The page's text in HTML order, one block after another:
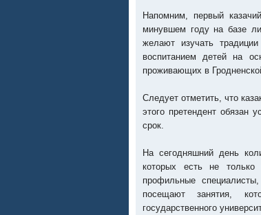
Напомним, первый
минувшем году на базе
желают изучать
воспитанием детей на
проживающих в
Следует отметить, что
этого претендент обязан
срок.
На сегодняшний день
которых есть не
профильные
посещают занятия,
государственного